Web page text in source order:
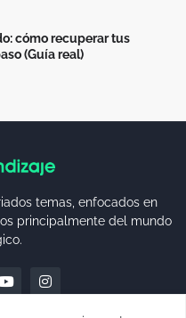
cómo recuperar tus
(Guía real)
temas, enfocados en
principalmente del mundo